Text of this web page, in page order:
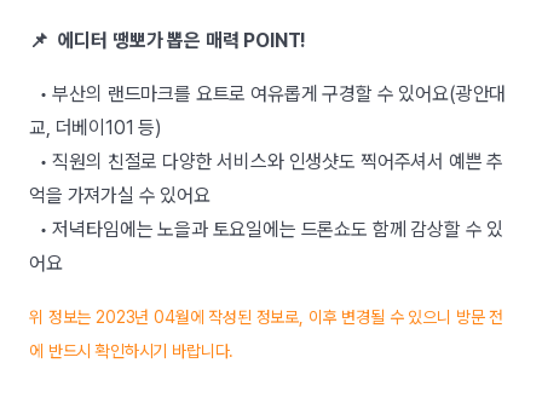
📌 에디터 땡뽀가 뽑은 매력 POINT!
• 부산의 랜드마크를 요트로 여유롭게 구경할 수 있어요(광안대
교, 더베이101 등)
• 직원의 친절로 다양한 서비스와 인생샷도 찍어주셔서 예쁜 추
억을 가져가실 수 있어요
• 저녁타임에는 노을과 토요일에는 드론쇼도 함께 감상할 수 있
어요
위 정보는 2023년 04월에 작성된 정보로, 이후 변경될 수 있으니 방문 전
에 반드시 확인하시기 바랍니다.